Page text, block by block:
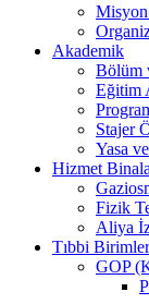
Akademik
Bölüm
Eğitim
Stajer
Yasa
Hizmet
Fizik
Aliya
Tıbbi Birimler
GOP